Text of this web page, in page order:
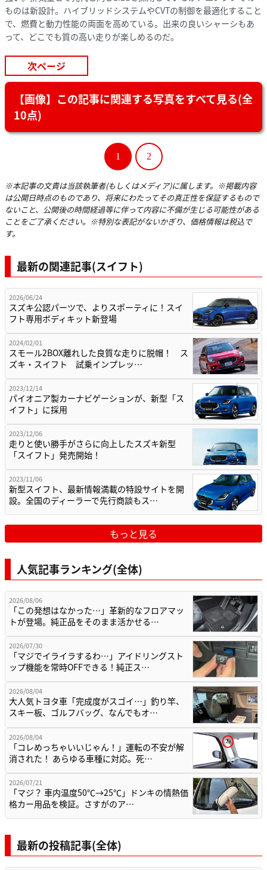
ものは新設計。ハイブリッドシステムやCVTの制御を最適化すること
で、燃費と動力性能の両面を高めている。出来の良いシャーシもあ
って、どこでも質の高い走りが楽しめるのだ。
次ページ
【画像】この記事に関連する写真をすべて見る(全
10点)
1 2
※本記事の文責は当該執筆者(もしくはメディア)に属します。※掲載内容
は公開日時点のものであり、将来にわたってその真正性を保証するもので
ないこと、公開後の時間経過等に伴って内容に不備が生じる可能性がある
ことをご了承ください。※特別な表記がないかぎり、価格情報は税込で
す。
最新の関連記事(スイフト)
2026/06/24
スズキ公認パーツで、よりスポーティに！スイ
フト専用ボディキット新登場
2024/02/01
スモール2BOX離れした良質な走りに脱帽！ ス
ズキ・スイフト 試乗インプレッ…
2023/12/14
パイオニア製カーナビゲーションが、新型「ス
イフト」に採用
2023/12/06
走りと使い勝手がさらに向上したスズキ新型
「スイフト」発売開始！
2023/11/06
新型スイフト、最新情報満載の特設サイトを開
設。全国のディーラーで先行商談もス…
もっと見る
人気記事ランキング(全体)
2026/08/06
「この発想はなかった…」革新的なフロアマッ
トが登場。純正品をそのまま活かせる…
2026/07/30
「マジでイライラするわ…」アイドリングスト
ップ機能を常時OFFできる！純正ス…
2026/08/04
大人気トヨタ車「完成度がスゴイ…」釣り竿、
スキー板、ゴルフバッグ、なんでもオ…
2026/08/04
「コレめっちゃいいじゃん！」運転の不安が解
消された！ あらゆる車種に対応。死…
2026/07/21
「マジ？ 車内温度50℃→25℃」ドンキの情熱価
格カー用品を検証。さすがのア…
最新の投稿記事(全体)